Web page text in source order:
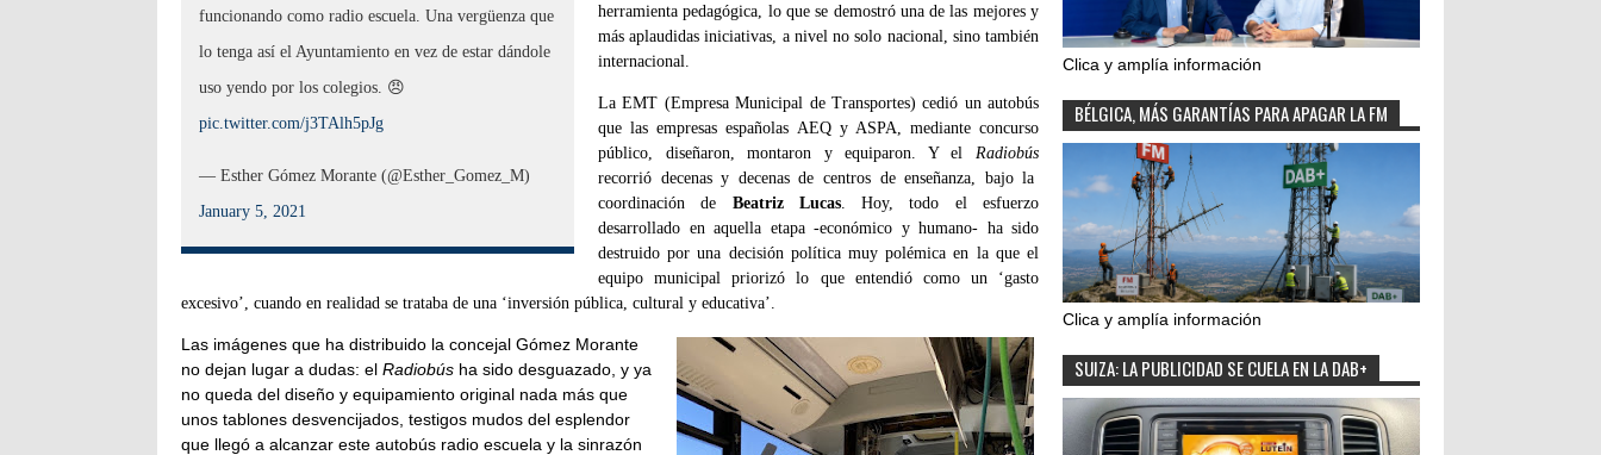
funcionando como radio escuela. Una vergüenza que
lo tenga así el Ayuntamiento en vez de estar dándole
uso yendo por los colegios. 😠
pic.twitter.com/j3TAlh5pJg
— Esther Gómez Morante (@Esther_Gomez_M)
January 5, 2021
herramienta pedagógica, lo que se demostró una de las mejores y
más aplaudidas iniciativas, a nivel no solo nacional, sino también
internacional.
La EMT (Empresa Municipal de Transportes) cedió un autobús
que las empresas españolas AEQ y ASPA, mediante concurso
público, diseñaron, montaron y equiparon. Y el Radiobús
recorrió decenas y decenas de centros de enseñanza, bajo la
coordinación de Beatriz Lucas. Hoy, todo el esfuerzo
desarrollado en aquella etapa -económico y humano- ha sido
destruido por una decisión política muy polémica en la que el
equipo municipal priorizó lo que entendió como un ‘gasto
excesivo’, cuando en realidad se trataba de una ‘inversión pública, cultural y educativa’.
Las imágenes que ha distribuido la concejal Gómez Morante
no dejan lugar a dudas: el Radiobús ha sido desguazado, y ya
no queda del diseño y equipamiento original nada más que
unos tablones desvencijados, testigos mudos del esplendor
que llegó a alcanzar este autobús radio escuela y la sinrazón
Clica y amplía información
BÉLGICA, MÁS GARANTÍAS PARA APAGAR LA FM
Clica y amplía información
SUIZA: LA PUBLICIDAD SE CUELA EN LA DAB+